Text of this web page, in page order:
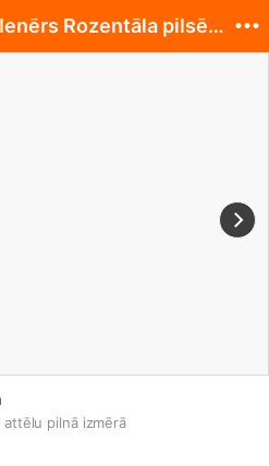
pilnā izmērā
Atklāta projekta “Plenērs Rozentāla pilsētā 2017”